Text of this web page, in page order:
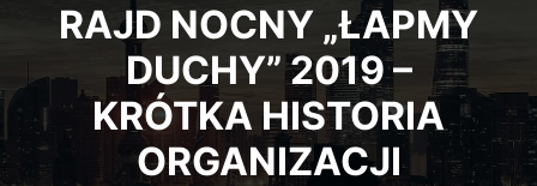
RAJD NOCNY „ŁAPMY
DUCHY” 2019 –
KRÓTKA HISTORIA
ORGANIZACJI